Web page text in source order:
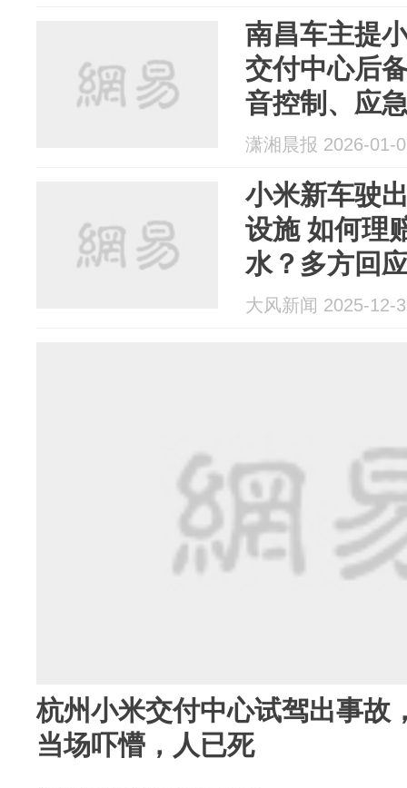
南昌车主提
交付中心后
音控制、应
潇湘晨报 2026-01-
小米新车驶
设施 如何理
水？多方回
大风新闻 2025-12-
杭州小米交付中心试驾出事故
当场吓懵，人已死